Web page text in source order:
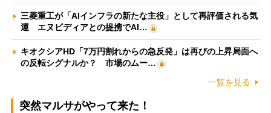
三菱重工が「AIインフラの新たな主役」として再評価される気
運 エヌビディアとの提携でAI…
キオクシアHD「7万円割れからの急反発」は再びの上昇局面へ
の反転シグナルか？ 市場のムー…
一覧を見る
突然マルサがやって来た！